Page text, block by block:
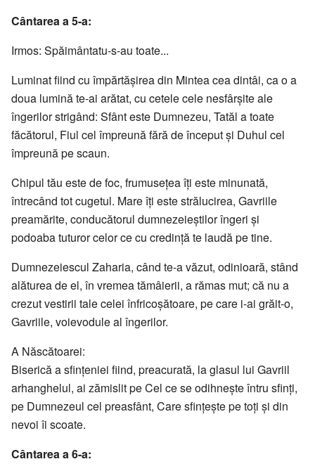
Cântarea a 5-a:
Irmos: Spăimântatu-s-au toate...
Luminat fiind cu împărtăşirea din Mintea cea dintâi, ca o a
doua lumină te-ai arătat, cu cetele cele nesfârşite ale
îngerilor strigând: Sfânt este Dumnezeu, Tatăl a toate
făcătorul, Fiul cel împreună fără de început şi Duhul cel
împreună pe scaun.
Chipul tău este de foc, frumuseţea îţi este minunată,
întrecând tot cugetul. Mare îţi este strălucirea, Gavriile
preamărite, conducătorul dumnezeieştilor îngeri şi
podoaba tuturor celor ce cu credinţă te laudă pe tine.
Dumnezeiescul Zaharia, când te-a văzut, odinioară, stând
alăturea de el, în vremea tămâierii, a rămas mut; că nu a
crezut vestirii tale celei înfricoşătoare, pe care i-ai grăit-o,
Gavriile, voievodule al îngerilor.
A Născătoarei:
Biserică a sfinţeniei fiind, preacurată, la glasul lui Gavriil
arhanghelul, ai zămislit pe Cel ce se odihneşte întru sfinţi,
pe Dumnezeul cel preasfânt, Care sfinţeşte pe toţi şi din
nevoi îi scoate.
Cântarea a 6-a: